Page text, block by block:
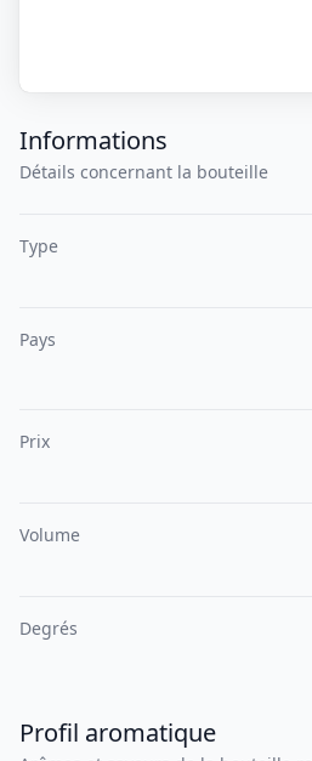
Informations
Détails concernant la bouteille
Type
Pays
Prix
Volume
Degrés
Profil aromatique